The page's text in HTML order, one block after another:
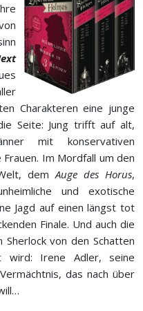
Charakteren eine junge
Seite: Jung trifft auf alt,
mit konservativen
Im Mordfall um den
dem Auge des Horus,
und exotische
Jagd auf einen längst tot
Finale. Und auch die
von den Schatten
wird: Irene Adler, seine
das nach über